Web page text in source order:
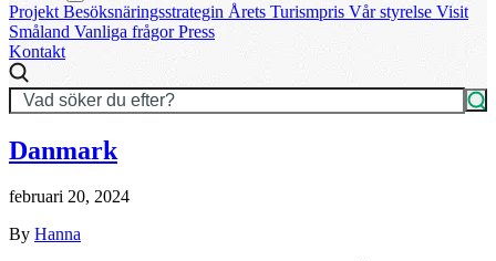
Projekt Besöksnäringsstrategin Årets Turismpris Vår styrelse Visit
Småland Vanliga frågorPress
Kontakt
Danmark
februari 20, 2024
By Hanna